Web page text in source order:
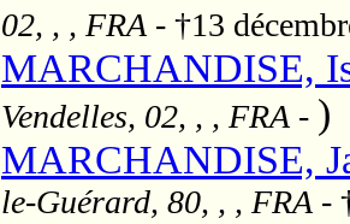
02, , , FRA - †13
MARCHANDISE,
Vendelles, 02, , , FRA - )
MARCHANDISE,
le-Guérard, 80, , , FRA -